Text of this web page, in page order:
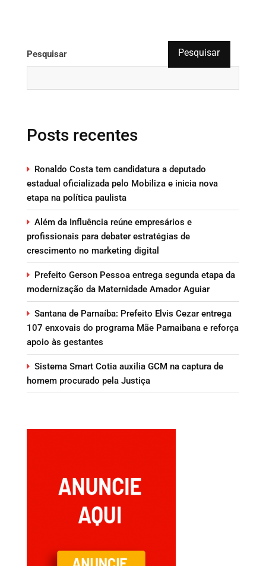
Pesquisar Pesquisar
Posts recentes
Ronaldo Costa tem candidatura a deputado
estadual oficializada pelo Mobiliza e inicia nova
etapa na política paulista
Além da Influência reúne empresários e
profissionais para debater estratégias de
crescimento no marketing digital
Prefeito Gerson Pessoa entrega segunda etapa da
modernização da Maternidade Amador Aguiar
Santana de Parnaíba: Prefeito Elvis Cezar entrega
107 enxovais do programa Mãe Parnaibana e reforça
apoio às gestantes
Sistema Smart Cotia auxilia GCM na captura de
homem procurado pela Justiça